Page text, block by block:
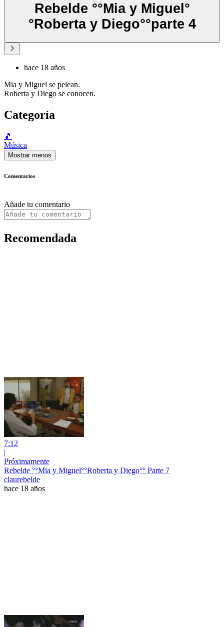
Rebelde °°Mia y Miguel°
°Roberta y Diego°°parte 4
hace 18 años
Mia y Miguel se pelean.
Roberta y Diego se conocen.
Categoría
🎵
Música
Mostrar menos
Comentarios
Añade tu comentario
Recomendada
7:12
|
Próximamente
Rebelde °°Mia y Miguel°°Roberta y Diego°° Parte 7
claurebelde
hace 18 años